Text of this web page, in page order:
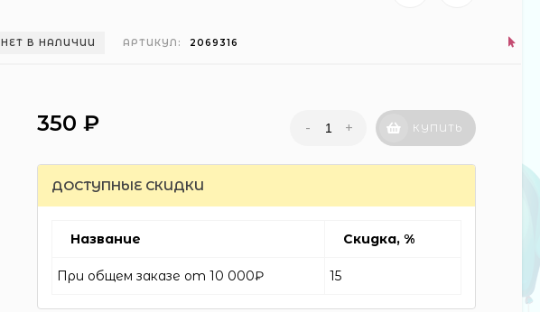
НЕТ В НАЛИЧИИ АРТИКУЛ: 2069316
350 ₽ - + КУПИТЬ
ДОСТУПНЫЕ СКИДКИ
Название Скидка, %
При общем заказе от 10 000₽ 15